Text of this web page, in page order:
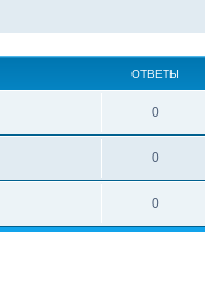
ОТВЕТЫ
0
0
0